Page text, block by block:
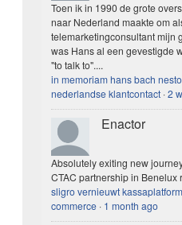
Toen ik in 1990 de grote
naar Nederland maakte om
telemarketingconsultant mijn
was Hans al een gevestigde
"to talk to"....
in memoriam hans bach
nederlandse klantcontact ·2
Enactor
Absolutely exiting new
CTAC partnership in Benelux
sligro vernieuwt
commerce · 1 month ago